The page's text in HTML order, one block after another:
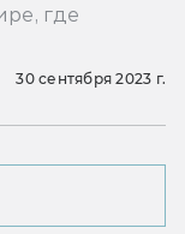
где
30 сентября 2023 г.